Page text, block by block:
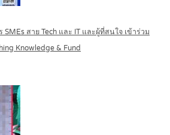
สาย Tech และ IT และผู้ที่สนใจ เข้าร่วม
Knowledge & Fund